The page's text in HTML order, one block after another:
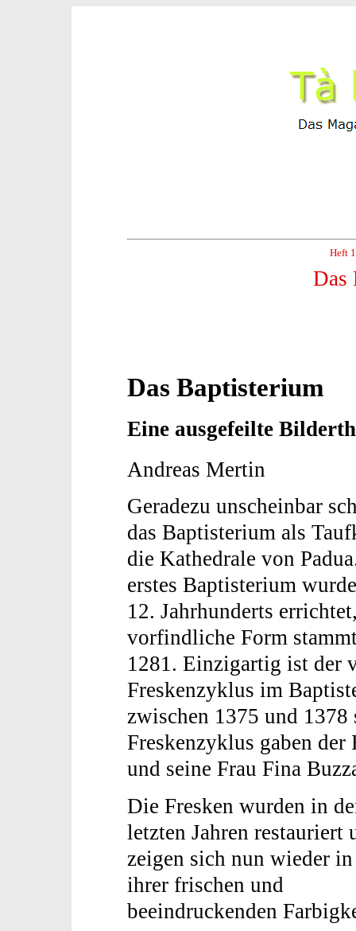
Heft
Das
Das Baptisterium
Eine ausgefeilte
Andreas Mertin
Geradezu unscheinbar
das Baptisterium als
die Kathedrale von
erstes Baptisterium
12. Jahrhunderts
vorfindliche Form
1281. Einzigartig ist der
Freskenzyklus im
zwischen 1375 und
Freskenzyklus gaben der
und seine Frau Fina
Die Fresken wurden in
letzten Jahren restauriert
zeigen sich nun wieder in
ihrer frischen und
beeindruckenden